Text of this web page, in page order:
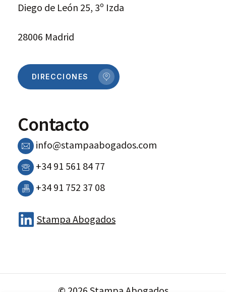
Diego de León 25, 3º Izda
28006 Madrid
DIRECCIONES
Contacto
info@stampaabogados.com
+34 91 561 84 77
+34 91 752 37 08
Stampa Abogados